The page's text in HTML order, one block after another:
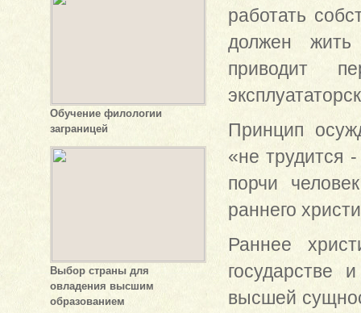
Обучение филологии
заграницей
Выбор страны для
овладения высшим
образованием
работать
должен жить
приводит
Принцип
«не трудится
порчи
раннего
Раннее
государстве
высшей